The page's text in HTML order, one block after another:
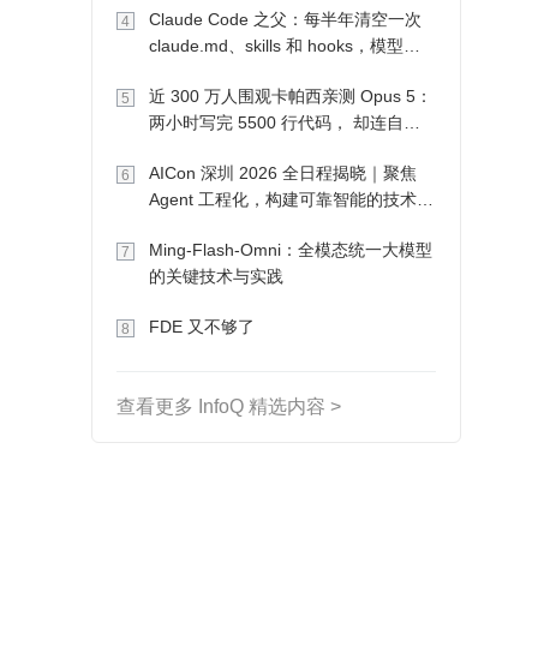
4
Claude Code 之父：每半年清空一次
claude.md、skills 和 hooks，模型自
5
近 300 万人围观卡帕西亲测 Opus 5：
两小时写完 5500 行代码， 却连自己
6
AICon 深圳 2026 全日程揭晓｜聚焦
Agent 工程化，构建可靠智能的技术路
7
Ming-Flash-Omni：全模态统一大模型
的关键技术与实践
8 FDE 又不够了
查看更多 InfoQ 精选内容 >